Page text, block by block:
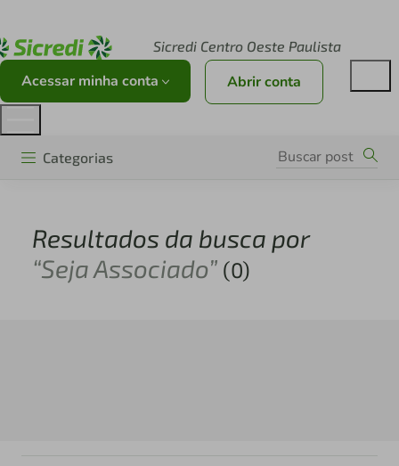
Sicredi Centro Oeste Paulista
Acessar minha conta Abrir conta
Categorias
Resultados da busca por
“Seja Associado” (0)